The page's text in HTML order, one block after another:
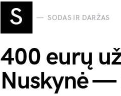
S SODAS IR DARŽAS
400 eurų
Nuskynė —